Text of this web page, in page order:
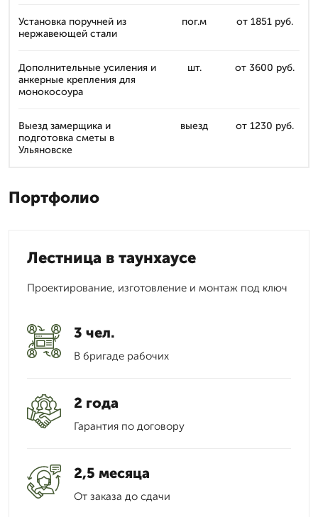
Установка поручней из
нержавеющей стали
пог.м от 1851 руб.
Дополнительные усиления и
анкерные крепления для
монокосоура
шт. от 3600 руб.
Выезд замерщика и
подготовка сметы в
Ульяновске
выезд от 1230 руб.
Портфолио
Лестница в таунхаусе
Проектирование, изготовление и монтаж под ключ
3 чел.
В бригаде рабочих
2 года
Гарантия по договору
2,5 месяца
От заказа до сдачи